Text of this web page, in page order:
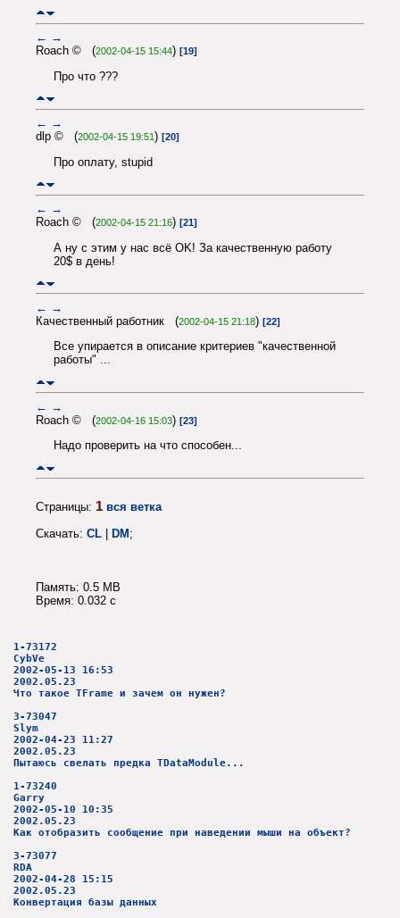
← →
Roach © (2002-04-15 15:44) [19]
Про что ???
← →
dlp © (2002-04-15 19:51 ) [20]
Про оплату, stupid
← →
Roach © (2002-04-15 21:16) [21]
А ну с этим у нас всё OK! За качественную работу
20$ в день!
← →
Качественный работник (2002-04-15 21:18) [22]
Все упирается в описание критериев "качественной
работы" ...
← →
Roach © (2002-04-16 15:03) [23]
Надо проверить на что способен...
Страницы: 1 вся ветка
Скачать: CL DM ;
Память: 0.5 MB
Время: 0.032 c
1-73172
CybVe
2002-05-13 16:53
2002.05.23
Что такое TFrame и зачем он нужен?
3-73047
Slym
2002-04-23 11:27
2002.05.23
Пытаюсь свелать предка TDataModule...
1-73240
Garry
2002-05-10 10:35
2002.05.23
Как отобразить сообщение при наведении мыши на объект?
3-73077
RDA
2002-04-28 15:15
2002.05.23
Конвертация базы данных